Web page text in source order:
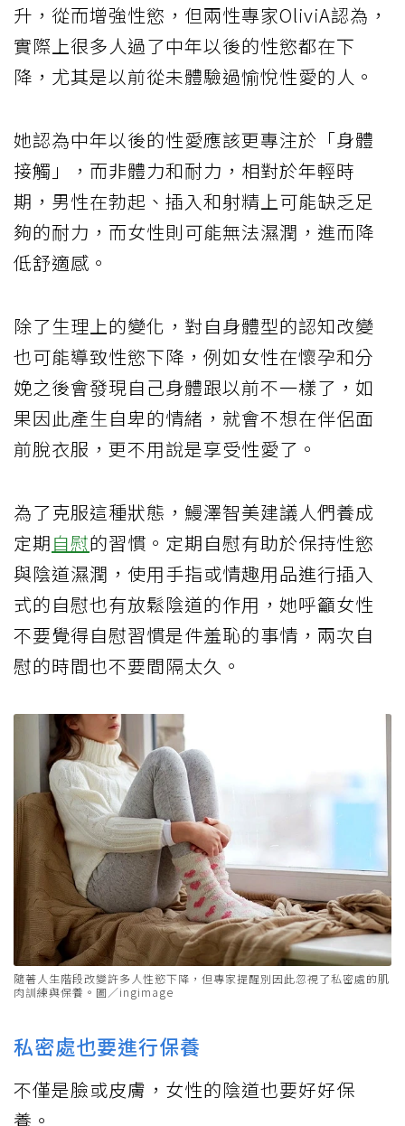
升，從而增強性慾，但兩性專家OliviA認為，
實際上很多人過了中年以後的性慾都在下
降，尤其是以前從未體驗過愉悅性愛的人。
她認為中年以後的性愛應該更專注於「身體
接觸」，而非體力和耐力，相對於年輕時
期，男性在勃起、插入和射精上可能缺乏足
夠的耐力，而女性則可能無法濕潤，進而降
低舒適感。
除了生理上的變化，對自身體型的認知改變
也可能導致性慾下降，例如女性在懷孕和分
娩之後會發現自己身體跟以前不一樣了，如
果因此產生自卑的情緒，就會不想在伴侶面
前脫衣服，更不用說是享受性愛了。
為了克服這種狀態，鰻澤智美建議人們養成
定期自慰的習慣。定期自慰有助於保持性慾
與陰道濕潤，使用手指或情趣用品進行插入
式的自慰也有放鬆陰道的作用，她呼籲女性
不要覺得自慰習慣是件羞恥的事情，兩次自
慰的時間也不要間隔太久。
隨著人生階段改變許多人性慾下降，但專家提醒別因此忽視了私密處的肌
肉訓練與保養。圖／ingimage
私密處也要進行保養
不僅是臉或皮膚，女性的陰道也要好好保
養。